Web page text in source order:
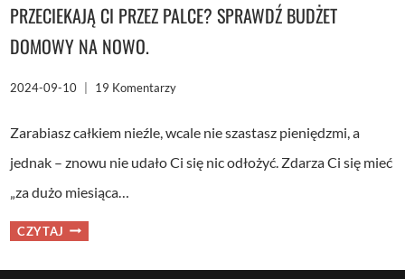
PRZECIEKAJĄ CI PRZEZ PALCE? SPRAWDŹ BUDŻET
DOMOWY NA NOWO.
2024-09-10 19 Komentarzy
Zarabiasz całkiem nieźle, wcale nie szastasz pieniędzmi, a
jednak – znowu nie udało Ci się nic odłożyć. Zdarza Ci się mieć
„za dużo miesiąca…
CZYTAJ CHCESZ
SIĘ
PIENIĄDZE